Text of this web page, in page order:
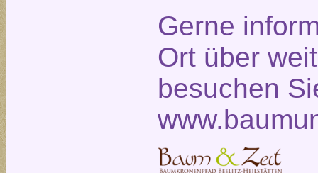
Gerne
Ort über
besuchen